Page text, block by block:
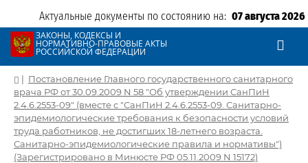
Актуальные документы по состоянию на: 07 августа 2026
ЗАКОНЫ, КОДЕКСЫ И
НОРМАТИВНО-ПРАВОВЫЕ АКТЫ
РОССИЙСКОЙ ФЕДЕРАЦИИ
| Постановление Главного государственного санитарного
врача РФ от 30.09.2009 N 58 "Об утверждении СанПиН
2.4.6.2553-09" (вместе с "СанПиН 2.4.6.2553-09. Санитарно-
эпидемиологические требования к безопасности условий
труда работников, не достигших 18-летнего возраста.
Санитарно-эпидемиологические правила и нормативы")
(Зарегистрировано в Минюсте РФ 05.11.2009 N 15172)